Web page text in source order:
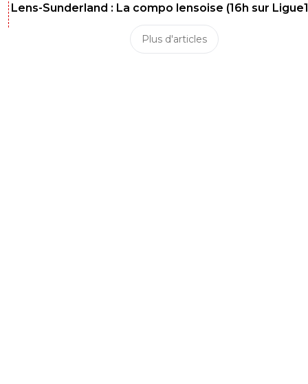
Lens-Sunderland : La compo lensoise (16h sur
Plus d'articles